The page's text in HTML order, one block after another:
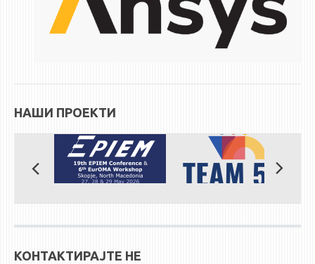
НАШИ ПРОЕКТИ
КОНТАКТИРАЈТЕ НЕ